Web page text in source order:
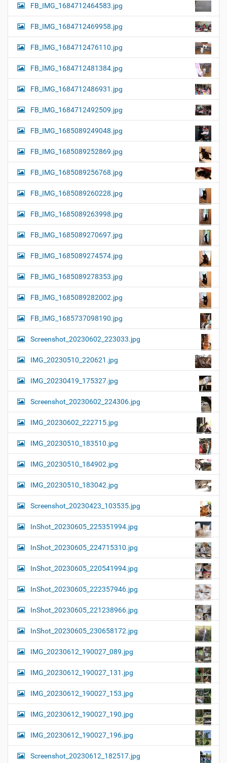
FB_IMG_1684712464583.jpg
FB_IMG_1684712469958.jpg
FB_IMG_1684712476110.jpg
FB_IMG_1684712481384.jpg
FB_IMG_1684712486931.jpg
FB_IMG_1684712492509.jpg
FB_IMG_1685089249048.jpg
FB_IMG_1685089252869.jpg
FB_IMG_1685089256768.jpg
FB_IMG_1685089260228.jpg
FB_IMG_1685089263998.jpg
FB_IMG_1685089270697.jpg
FB_IMG_1685089274574.jpg
FB_IMG_1685089278353.jpg
FB_IMG_1685089282002.jpg
FB_IMG_1685737098190.jpg
Screenshot_20230602_223033.jpg
IMG_20230510_220621.jpg
IMG_20230419_175327.jpg
Screenshot_20230602_224306.jpg
IMG_20230602_222715.jpg
IMG_20230510_183510.jpg
IMG_20230510_184902.jpg
IMG_20230510_183042.jpg
Screenshot_20230423_103535.jpg
InShot_20230605_225351994.jpg
InShot_20230605_224715310.jpg
InShot_20230605_220541994.jpg
InShot_20230605_222357946.jpg
InShot_20230605_221238966.jpg
InShot_20230605_230658172.jpg
IMG_20230612_190027_089.jpg
IMG_20230612_190027_131.jpg
IMG_20230612_190027_153.jpg
IMG_20230612_190027_190.jpg
IMG_20230612_190027_196.jpg
Screenshot_20230612_182517.jpg